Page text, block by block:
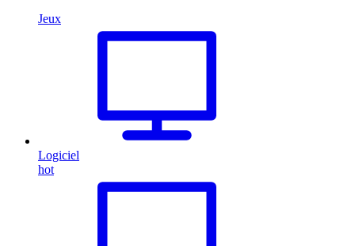
Jeux
Logiciel
hot